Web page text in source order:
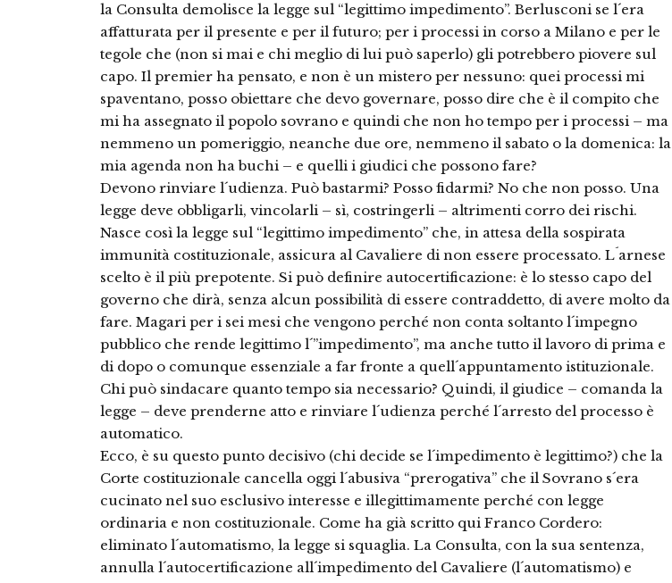
la Consulta demolisce la legge sul “legittimo impedimento”. Berlusconi se l´era
affatturata per il presente e per il futuro; per i processi in corso a Milano e per le
tegole che (non si mai e chi meglio di lui può saperlo) gli potrebbero piovere sul
capo. Il premier ha pensato, e non è un mistero per nessuno: quei processi mi
spaventano, posso obiettare che devo governare, posso dire che è il compito che
mi ha assegnato il popolo sovrano e quindi che non ho tempo per i processi – ma
nemmeno un pomeriggio, neanche due ore, nemmeno il sabato o la domenica: la
mia agenda non ha buchi – e quelli i giudici che possono fare?
Devono rinviare l´udienza. Può bastarmi? Posso fidarmi? No che non posso. Una
legge deve obbligarli, vincolarli – sì, costringerli – altrimenti corro dei rischi.
Nasce così la legge sul “legittimo impedimento” che, in attesa della sospirata
immunità costituzionale, assicura al Cavaliere di non essere processato. L´arnese
scelto è il più prepotente. Si può definire autocertificazione: è lo stesso capo del
governo che dirà, senza alcun possibilità di essere contraddetto, di avere molto da
fare. Magari per i sei mesi che vengono perché non conta soltanto l´impegno
pubblico che rende legittimo l´”impedimento”, ma anche tutto il lavoro di prima e
di dopo o comunque essenziale a far fronte a quell´appuntamento istituzionale.
Chi può sindacare quanto tempo sia necessario? Quindi, il giudice – comanda la
legge – deve prenderne atto e rinviare l´udienza perché l´arresto del processo è
automatico.
Ecco, è su questo punto decisivo (chi decide se l´impedimento è legittimo?) che la
Corte costituzionale cancella oggi l´abusiva “prerogativa” che il Sovrano s´era
cucinato nel suo esclusivo interesse e illegittimamente perché con legge
ordinaria e non costituzionale. Come ha già scritto qui Franco Cordero:
eliminato l´automatismo, la legge si squaglia. La Consulta, con la sua sentenza,
annulla l´autocertificazione all´impedimento del Cavaliere (l´automatismo) e